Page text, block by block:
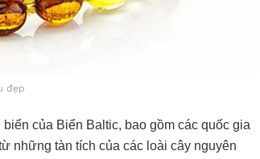
đẹp
của Biển Baltic, bao gồm các quốc gia
những tàn tích của các loài cây nguyên